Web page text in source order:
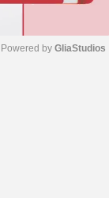
Powered by GliaStudios